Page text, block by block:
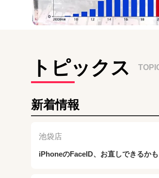
トピックス
新着情報
池袋店
iPhoneのFaceID、お直しできるかも